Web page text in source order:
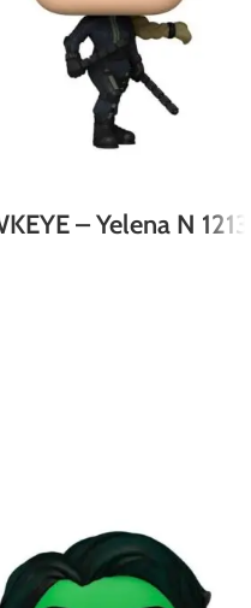
– Yelena N 1213